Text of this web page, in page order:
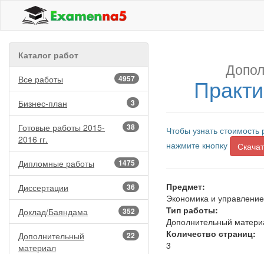
Каталог работ
4957
Все работы
3
Бизнес-план
38
Готовые работы 2015-
2016 гг.
1475
Дипломные работы
36
Диссертации
352
Доклад/Баяндама
22
Дополнительный
материал
Чтобы узнать
нажмите кнопку
Предмет:
Экономика и управление
Тип работы:
Дополнительный
Количество страниц:
3